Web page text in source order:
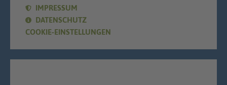
IMPRESSUM
DATENSCHUTZ
COOKIE-EINSTELLUNGEN